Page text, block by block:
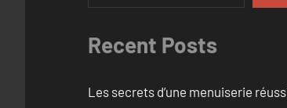
Recent Posts
Les secrets d’une menuiserie